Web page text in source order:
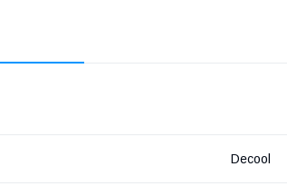
Decool